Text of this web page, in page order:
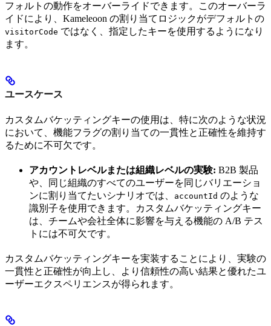
フォルトの動作をオーバーライドできます。このオーバーラ
イドにより、Kameleoon の割り当てロジックがデフォルトの
visitorCode ではなく、指定したキーを使用するようになり
ます。
ユースケース
カスタムバケッティングキーの使用は、特に次のような状況
において、機能フラグの割り当ての一貫性と正確性を維持す
るために不可欠です。
アカウントレベルまたは組織レベルの実験: B2B 製品
や、同じ組織のすべてのユーザーを同じバリエーショ
ンに割り当てたいシナリオでは、
accountId のような
識別子を使用できます。カスタムバケッティングキー
は、チームや会社全体に影響を与える機能の A/B テス
トには不可欠です。
カスタムバケッティングキーを実装することにより、実験の
一貫性と正確性が向上し、より信頼性の高い結果と優れたユ
ーザーエクスペリエンスが得られます。